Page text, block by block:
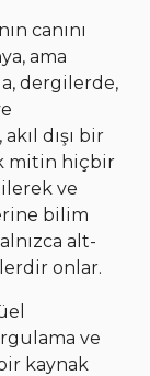
canını
ama
dergilerde,
dışı bir
mitin hiçbir
ve
bilim
alt-
onlar.
ve
kaynak